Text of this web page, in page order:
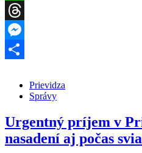
WhatsApp
Threads
Messenger
Prievidza
Správy
Urgentný príjem v
nasadení aj počas